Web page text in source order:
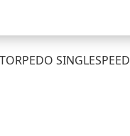
SINGLESPEED